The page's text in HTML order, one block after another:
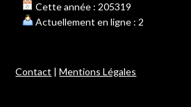
Cette année : 205319
Actuellement en ligne : 2
Contact |Mentions Légales